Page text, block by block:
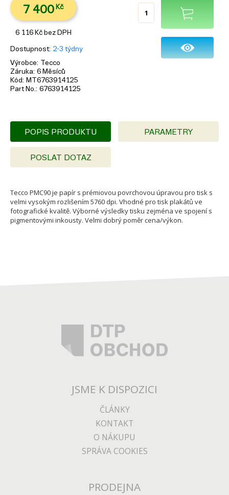
7 400 Kč
6 116 Kč bez DPH
Dostupnost 2-3 týdny
Výrobce Tecco
Záruka 6 Měsíců
Kód
MT6763914125
Part No. 6763914125
POPIS PRODUKTU PARAMETRY
POSLAT DOTAZ
Tecco PMC90 je papír s prémiovou povrchovou úpravou pro tisk s
velmi vysokým rozlišením 5760 dpi. Vhodné pro tisk plakátů ve
fotografické kvalitě. Výborné výsledky tisku zejména ve spojení s
pigmentovými inkousty. Velmi dobrý poměr cena/výkon.
JSME K DISPOZICI
ČLÁNKY
KONTAKT
O NÁKUPU
SPRÁVA COOKIES
PRODEJNA